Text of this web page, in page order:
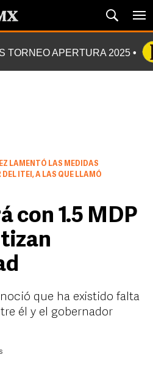
TORNEO APERTURA 2025
LAMENTÓ LAS MEDIDAS
ITEI, A LAS QUE LLAMÓ
con 1.5 MDP
que ha existido falta
él y el gobernador